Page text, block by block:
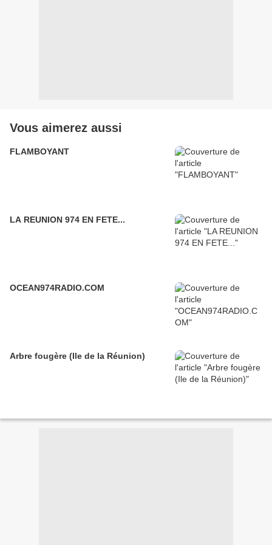
Vous aimerez aussi
FLAMBOYANT
LA REUNION 974 EN FETE...
OCEAN974RADIO.COM
Arbre fougère (Ile de la Réunion)